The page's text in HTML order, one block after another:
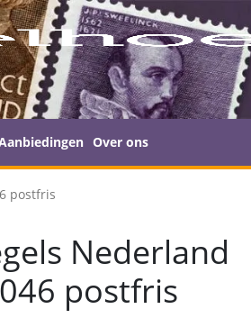
Over ons
postfris
Nederland
postfris